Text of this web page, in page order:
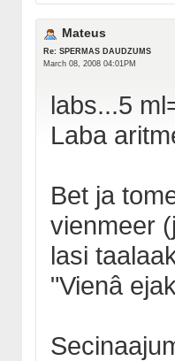
Mateus
Re: SPERMAS DAUDZUMS
March 08, 2008 04:01PM
labs...5
Laba
Bet ja
vienmeer
lasi
"Vienâ